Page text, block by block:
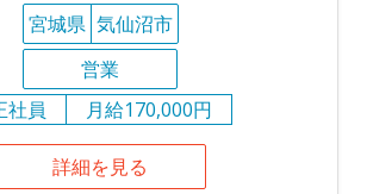
宮城県 気仙沼市
営業
社員
月給170,000円
詳細を見る